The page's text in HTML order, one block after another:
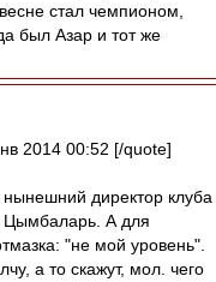
стал чемпионом,
был Азар и тот же
2014 00:52 [/quote]
директор клуба
Цымбаларь. А для
"не мой уровень".
а то скажут, мол. чего